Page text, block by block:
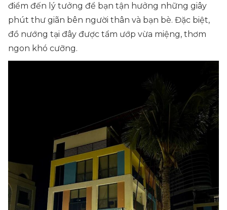
điểm đến lý tưởng để bạn tận hưởng những giây
phút thư giãn bên người thân và bạn bè. Đặc biệt,
đồ nướng tại đây được tẩm ướp vừa miệng, thơm
ngon khó cưỡng.